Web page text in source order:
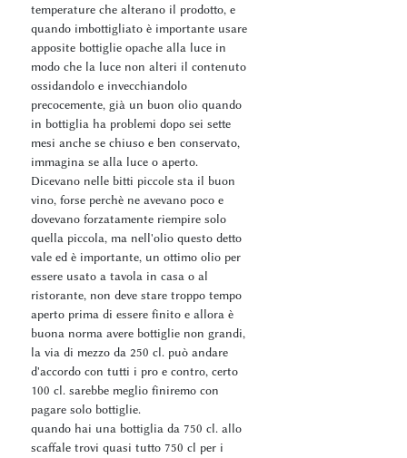
temperature che alterano il prodotto, e
quando imbottigliato è importante usare
apposite bottiglie opache alla luce in
modo che la luce non alteri il contenuto
ossidandolo e invecchiandolo
precocemente, già un buon olio quando
in bottiglia ha problemi dopo sei sette
mesi anche se chiuso e ben conservato,
immagina se alla luce o aperto.
Dicevano nelle bitti piccole sta il buon
vino, forse perchè ne avevano poco e
dovevano forzatamente riempire solo
quella piccola, ma nell'olio questo detto
vale ed è importante, un ottimo olio per
essere usato a tavola in casa o al
ristorante, non deve stare troppo tempo
aperto prima di essere finito e allora è
buona norma avere bottiglie non grandi,
la via di mezzo da 250 cl. può andare
d'accordo con tutti i pro e contro, certo
100 cl. sarebbe meglio finiremo con
pagare solo bottiglie.
quando hai una bottiglia da 750 cl. allo
scaffale trovi quasi tutto 750 cl per i